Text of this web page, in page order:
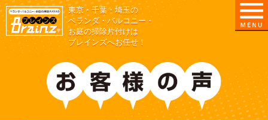
東京/埼玉/千葉/神奈川の ベランダ・庭の清掃片付け
東京・千葉・埼玉の
ベランダ・バルコニー・
お庭の掃除片付けは
ブレインズへお任せ！